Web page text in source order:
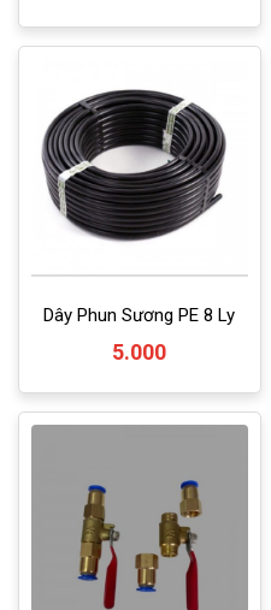
Dây Phun Sương PE 8 Ly
5.000